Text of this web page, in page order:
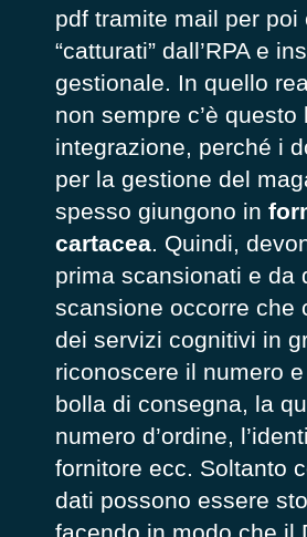
pdf tramite mail per poi
“catturati” dall’RPA e
gestionale. In quello
non sempre c’è questo
integrazione, perché i
per la gestione del
spesso giungono in
cartacea. Quindi,
prima scansionati e da
scansione occorre che
dei servizi cognitivi in
riconoscere il numero
bolla di consegna, la
numero d’ordine,
fornitore ecc. Soltanto
dati possono essere
facendo in modo che il